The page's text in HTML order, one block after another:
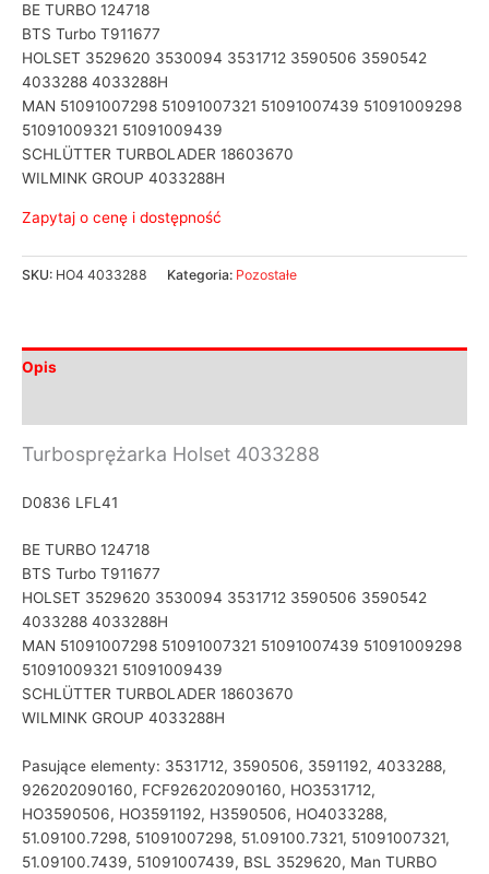
BE TURBO 124718
BTS Turbo T911677
HOLSET 3529620 3530094 3531712 3590506 3590542
4033288 4033288H
MAN 51091007298 51091007321 51091007439 51091009298
51091009321 51091009439
SCHLÜTTER TURBOLADER 18603670
WILMINK GROUP 4033288H
Zapytaj o cenę i dostępność
SKU: HO4 4033288 Kategoria: Pozostałe
Opis
Turbosprężarka Holset 4033288
D0836 LFL41
BE TURBO 124718
BTS Turbo T911677
HOLSET 3529620 3530094 3531712 3590506 3590542
4033288 4033288H
MAN 51091007298 51091007321 51091007439 51091009298
51091009321 51091009439
SCHLÜTTER TURBOLADER 18603670
WILMINK GROUP 4033288H
Pasujące elementy: 3531712, 3590506, 3591192, 4033288,
926202090160, FCF926202090160, HO3531712,
HO3590506, HO3591192, H3590506, HO4033288,
51.09100.7298, 51091007298, 51.09100.7321, 51091007321,
51.09100.7439, 51091007439, BSL 3529620, Man TURBO